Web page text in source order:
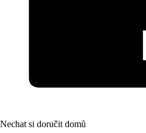
Nechat si doručit domů